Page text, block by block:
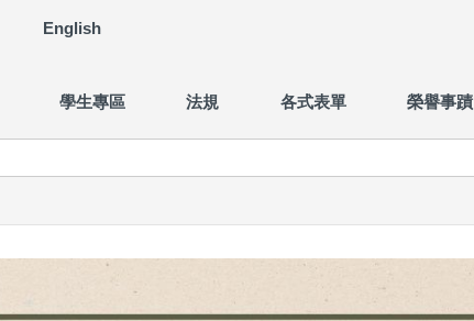
English
學生專區 法規 各式表單 榮譽事蹟